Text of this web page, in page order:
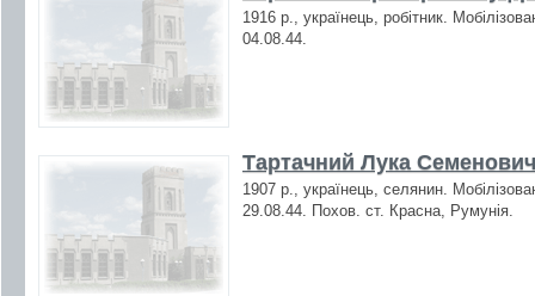
1916 р., українець, робітник.
04.08.44.
Тартачний Лука
1907 р., українець, селянин.
29.08.44. Похов. ст. Красна, Румунія.